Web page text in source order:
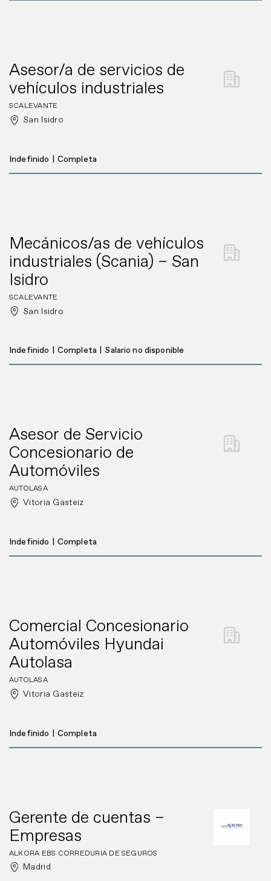
Asesor/a de servicios de
vehículos industriales
SCALEVANTE
San Isidro
Indefinido Completa
Mecánicos/as de vehículos
industriales (Scania) – San
Isidro
SCALEVANTE
San Isidro
Indefinido Completa Salario no disponible
Asesor de Servicio
Concesionario de
Automóviles
AUTOLASA
Vitoria Gasteiz
Indefinido Completa
Comercial Concesionario
Automóviles Hyundai
Autolasa
AUTOLASA
Vitoria Gasteiz
Indefinido Completa
Gerente de cuentas –
Empresas
ALKORA EBS CORREDURIA DE SEGUROS
Madrid